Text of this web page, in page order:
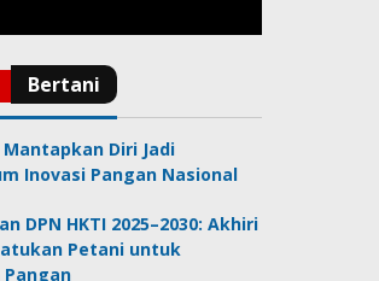
Mantapkan Diri Jadi
Inovasi Pangan Nasional
DPN HKTI 2025–2030: Akhiri
Petani untuk